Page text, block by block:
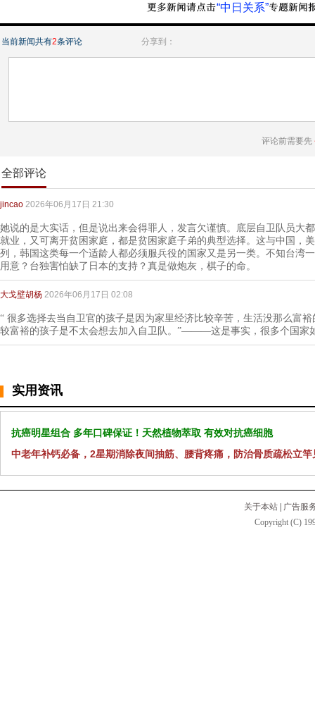
“中日关系”
当前新闻共有2条评论 分享到：
评论前需要先
全部评论
jincao 2026年06月17日 21:30
她说的是大实话，但是说出来会得罪人，发言欠谨慎。底层自卫队员大
就业，又可离开贫困家庭，都是贫困家庭子弟的典型选择。这与中国，
列，韩国这类每一个适龄人都必须服兵役的国家又是另一类。不知台湾
用意？台独害怕缺了日本的支持？真是做炮灰，棋子的命。
大戈壁胡杨 2026年06月17日 02:08
“ 很多选择去当自卫官的孩子是因为家里经济比较辛苦，生活没那么富
较富裕的孩子是不太会想去加入自卫队。”———这是事实，很多个国家
实用资讯
抗癌明星组合 多年口碑保证！天然植物萃取 有效对抗癌细胞
中老年补钙必备，2星期消除夜间抽筋、腰背疼痛，防治骨质疏松立竿
关于本站
广告服
Copyright (C)